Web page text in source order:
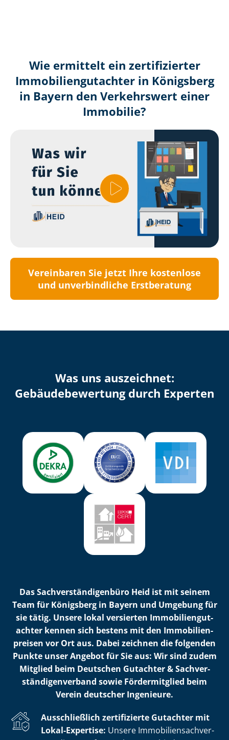
Wie ermittelt ein zertifizierter
Immobilien­gutachter in Königsberg
in Bayern den Verkehrswert einer
Immobilie?
Vereinbaren Sie jetzt Ihre kostenlose
und unverbindliche Erstberatung
Was uns auszeichnet:
Ge­bäu­de­be­wer­tung durch Experten
Das Sach­ver­stän­di­gen­bü­ro Heid ist mit seinem
Team für Königsberg in Bayern und Umgebung für
sie tätig. Unsere lokal versierten Im­mo­bi­li­en­gut­
ach­ter kennen sich bestens mit den Im­mo­bi­li­en­
prei­sen vor Ort aus. Dabei zeichnen die folgenden
Punkte unser Angebot für Sie aus: Wir sind zudem
Mitglied beim Deutschen Gutachter & Sach­ver­
stän­di­gen­ver­band sowie Fördermitglied beim
Verein deutscher Ingenieure.
Ausschließlich zertifizierte Gutachter mit
Lokal-Expertise: Unsere Im­mo­bi­li­en­sach­ver­